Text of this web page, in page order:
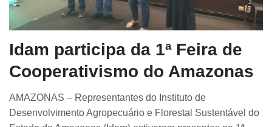
Idam participa da 1ª Feira de
Cooperativismo do Amazonas
AMAZONAS – Representantes do Instituto de
Desenvolvimento Agropecuário e Florestal Sustentável do